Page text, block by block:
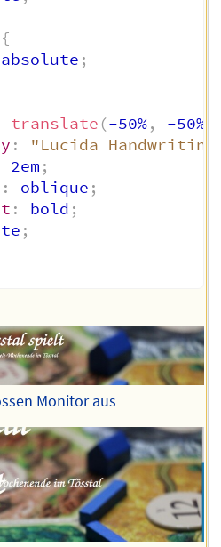
{
absolute ;
translate (-50%, -50%
:
"Lucida
2em ;
: oblique ;
: bold ;
;
Monitor aus